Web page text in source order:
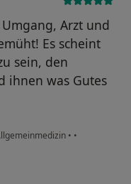
Arzt und
Es scheint
sein, den
ihnen was Gutes
• •